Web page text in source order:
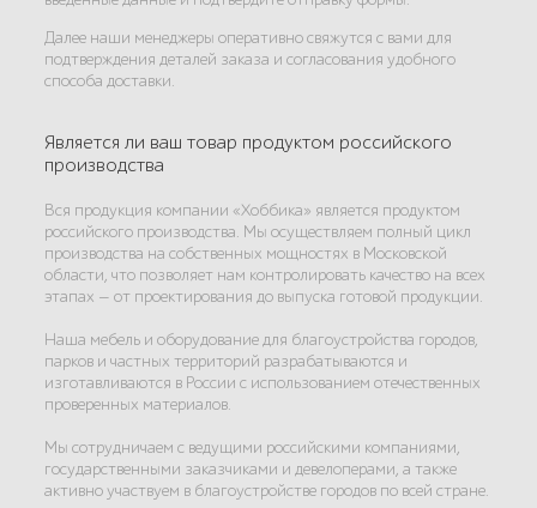
Далее наши менеджеры оперативно свяжутся с вами для
подтверждения деталей заказа и согласования удобного
способа доставки.
Является ли ваш товар продуктом российского
производства
Вся продукция компании «Хоббика» является продуктом
российского производства. Мы осуществляем полный цикл
производства на собственных мощностях в Московской
области, что позволяет нам контролировать качество на всех
этапах — от проектирования до выпуска готовой продукции.
Наша мебель и оборудование для благоустройства городов,
парков и частных территорий разрабатываются и
изготавливаются в России с использованием отечественных
проверенных материалов.
Мы сотрудничаем с ведущими российскими компаниями,
государственными заказчиками и девелоперами, а также
активно участвуем в благоустройстве городов по всей стране.